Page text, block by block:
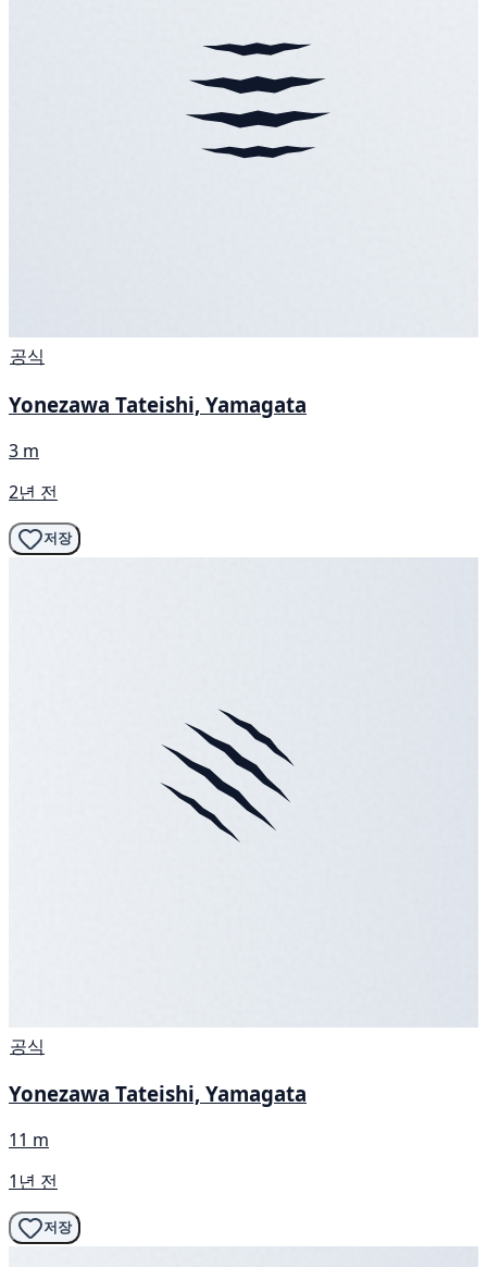
공식
Yonezawa Tateishi, Yamagata
3 m
2년 전
저장
공식
Yonezawa Tateishi, Yamagata
11 m
1년 전
저장